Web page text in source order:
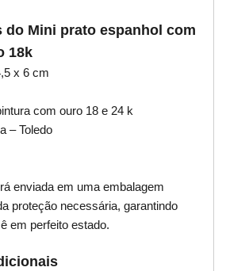
do Mini prato espanhol com
18k
x 6 cm
com ouro 18 e 24 k
– Toledo
enviada em uma embalagem
proteção necessária, garantindo
em perfeito estado.